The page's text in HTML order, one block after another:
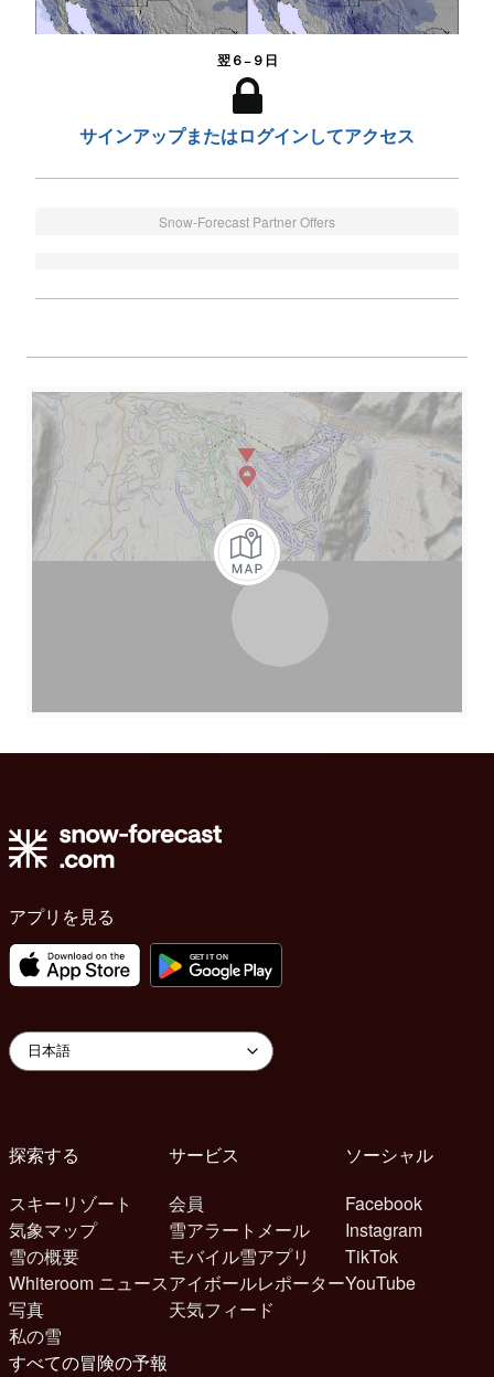
翌６−９日
サインアップまたはログインしてアクセス
Snow-Forecast Partner Offers
アプリを見る
探索する
スキーリゾート
気象マップ
雪の概要
Whiteroom ニュース
写真
私の雪
サービス
会員
雪アラートメール
モバイル雪アプリ
アイボールレポーター
天気フィード
ソーシャル
Facebook
Instagram
TikTok
YouTube
すべての冒険の予報